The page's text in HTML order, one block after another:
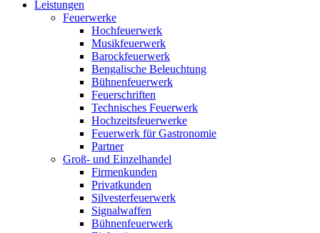
Leistungen
Feuerwerke
Hochfeuerwerk
Musikfeuerwerk
Barockfeuerwerk
Bengalische Beleuchtung
Bühnenfeuerwerk
Feuerschriften
Technisches Feuerwerk
Hochzeitsfeuerwerke
Feuerwerk für Gastronomie
Partner
Groß- und Einzelhandel
Firmenkunden
Privatkunden
Silvesterfeuerwerk
Signalwaffen
Bühnenfeuerwerk